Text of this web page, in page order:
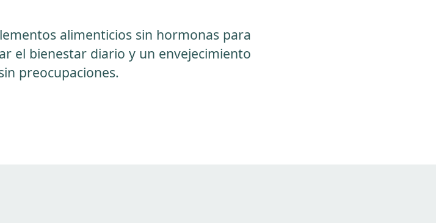
alimenticios sin hormonas para
el bienestar diario y un envejecimiento
preocupaciones.